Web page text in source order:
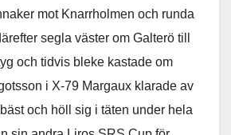
mot Knarrholmen och runda
segla väster om Galterö till
och tidvis bleke kastade om
i X-79 Margaux klarade av
och höll sig i täten under hela